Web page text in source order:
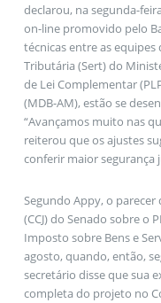
declarou, na segunda-
on-line promovido pelo
técnicas entre as
Tributária (Sert) do
de Lei Complementar
(MDB-AM), estão se
“Avançamos muito nas
reiterou que os ajustes
conferir maior segurança
Segundo Appy, o parecer
(CCJ) do Senado sobre o
Imposto sobre Bens e
agosto, quando, então,
secretário disse que sua
completa do projeto no